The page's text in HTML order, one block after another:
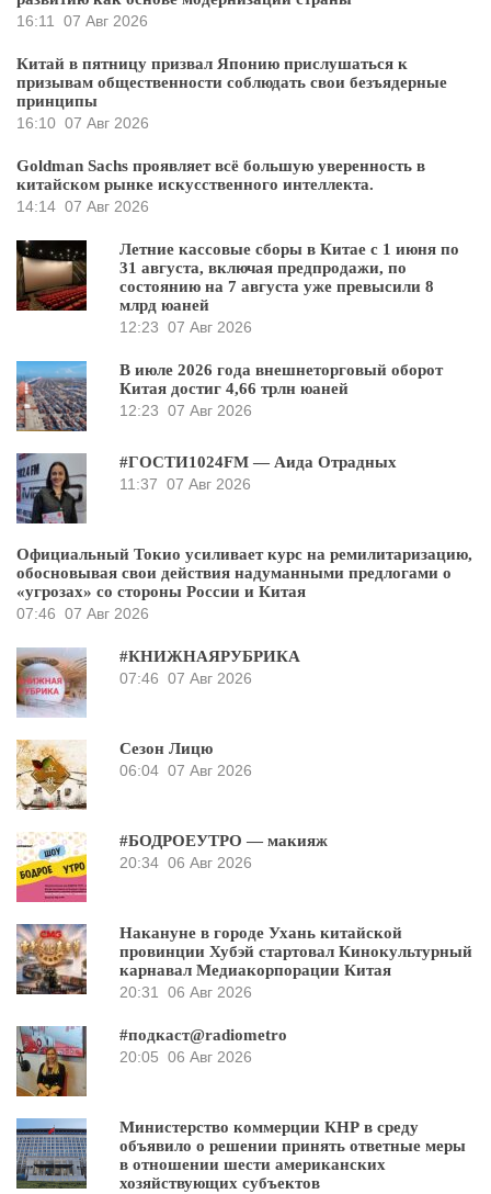
16:11
07 Авг 2026
Китай в пятницу призвал Японию прислушаться к
призывам общественности соблюдать свои безъядерные
принципы
16:10 07 Авг 2026
Goldman Sachs проявляет всё большую уверенность в
китайском рынке искусственного интеллекта.
14:14 07 Авг 2026
Летние кассовые сборы в Китае с 1 июня по
31 августа, включая предпродажи, по
состоянию на 7 августа уже превысили 8
млрд юаней
12:23 07 Авг 2026
В июле 2026 года внешнеторговый оборот
Китая достиг 4,66 трлн юаней
12:23 07 Авг 2026
#ГОСТИ1024FM — Аида Отрадных
11:37 07 Авг 2026
Официальный Токио усиливает курс на ремилитаризацию,
обосновывая свои действия надуманными предлогами о
«угрозах» со стороны России и Китая
07:46 07 Авг 2026
#КНИЖНАЯРУБРИКА
07:46 07 Авг 2026
Сезон Лицю
06:04 07 Авг 2026
#БОДРОЕУТРО — макияж
20:34 06 Авг 2026
Накануне в городе Ухань китайской
провинции Хубэй стартовал Кинокультурный
карнавал Медиакорпорации Китая
20:31
06 Авг 2026
#подкаст@radiometro
20:05 06 Авг 2026
Министерство коммерции КНР в среду
объявило о решении принять ответные меры
в отношении шести американских
хозяйствующих субъектов